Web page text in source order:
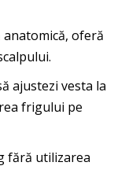
oferă
ajustezi vesta la
frigului pe
fără utilizarea